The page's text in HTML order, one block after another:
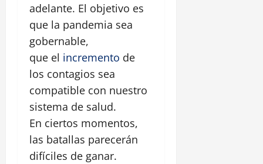
adelante. El objetivo es
que la pandemia sea
gobernable,
que el incremento de
los contagios sea
compatible con nuestro
sistema de salud.
En ciertos momentos,
las batallas parecerán
difíciles de ganar.